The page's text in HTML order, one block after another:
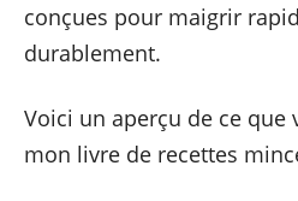
conçues pour maigrir
durablement.
Voici un aperçu de ce que
mon livre de recettes